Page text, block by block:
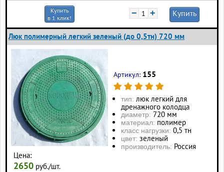
Купить
в 1 клик!
− + Купить
Люк полимерный легкий зеленый (до 0,5тн) 720 мм
Цена:
2650 руб./шт.
Артикул: 155
тип: люк легкий для
дренажного колодца
диаметр: 720 мм
материал: полимер
класс нагрузки: 0,5 тн
цвет: зеленый
производитель: Россия